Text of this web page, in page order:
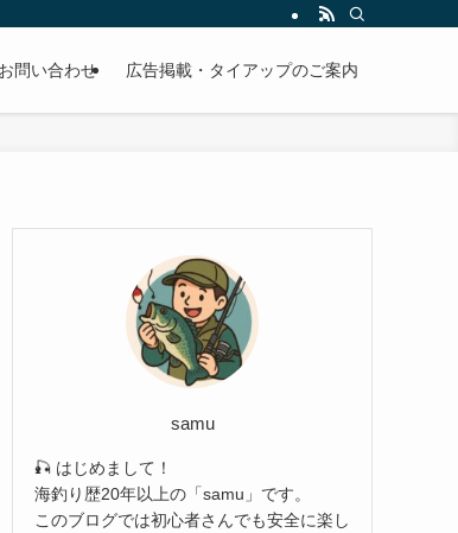
。
お問い合わせ 広告掲載・タイアップのご案内
samu
🎣 はじめまして！
海釣り歴20年以上の「samu」です。
このブログでは初心者さんでも安全に楽し